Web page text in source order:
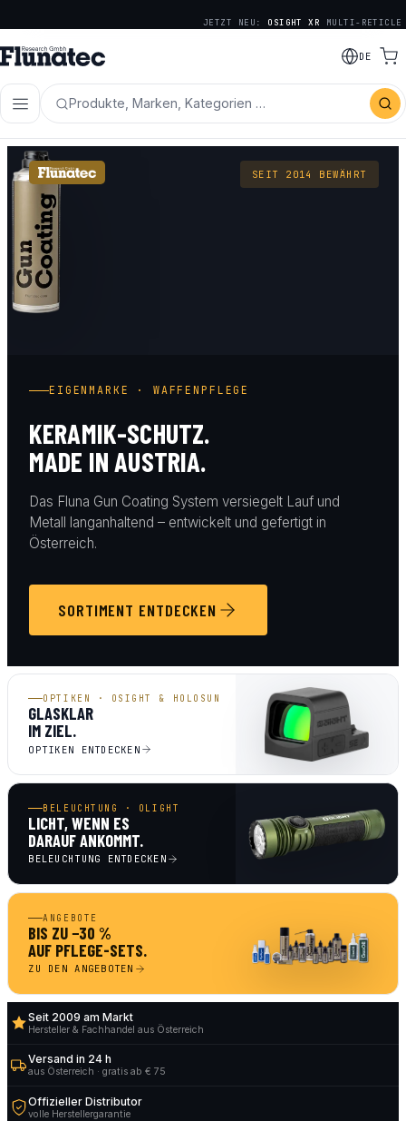
JETZT NEU: OSIGHT XR MULTI-RETICLE
DE
Produkte, Marken, Kategorien …
EIGENMARKE · WAFFENPFLEGE
KERAMIK-SCHUTZ.
MADE IN AUSTRIA.
Das Fluna Gun Coating System versiegelt Lauf und
Metall langanhaltend – entwickelt und gefertigt in
Österreich.
SORTIMENT ENTDECKEN
SEIT 2014 BEWÄHRT
OPTIKEN · OSIGHT & HOLOSUN
GLASKLAR
IM ZIEL.
OPTIKEN ENTDECKEN
BELEUCHTUNG · OLIGHT
LICHT, WENN ES
DARAUF ANKOMMT.
BELEUCHTUNG ENTDECKEN
ANGEBOTE
BIS ZU −30 %
AUF PFLEGE-SETS.
ZU DEN ANGEBOTEN
Seit 2009 am Markt
Hersteller & Fachhandel aus Österreich
Versand in 24 h
aus Österreich · gratis ab € 75
Offizieller Distributor
volle Herstellergarantie